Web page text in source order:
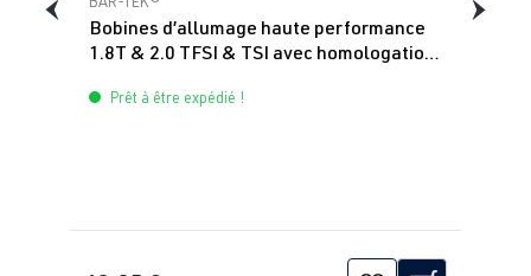
Bobines d’allumage haute performance
1.8T & 2.0 TFSI & TSI avec homologation
Prêt à être expédié !